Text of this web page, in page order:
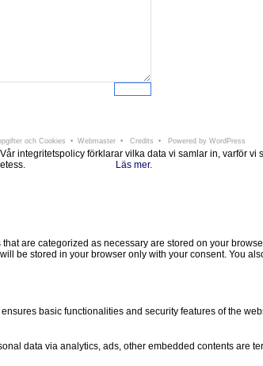
och Cookies • Webmaster • Credits • Powered by WordPress
integritetspolicy förklarar vilka data vi samlar in, varför
Läs mer.
are categorized as necessary are stored on your
stored in your browser only with your consent. You
basic functionalities and security features of the
data via analytics, ads, other embedded contents are